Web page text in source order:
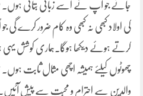
جائے جو آپ نے اسے زبانی بتائی ہوں۔
کی اولاد کبھی نہ کبھی وہ کام ضرور کرے
کرتے ہوئے دیکھا ہوگا۔ہماری کوشش
چھوٹوں کیلئے ہمیشہ اچھی مثال ثابت ہوں۔
والدین سے احترام و محبت سے پیش